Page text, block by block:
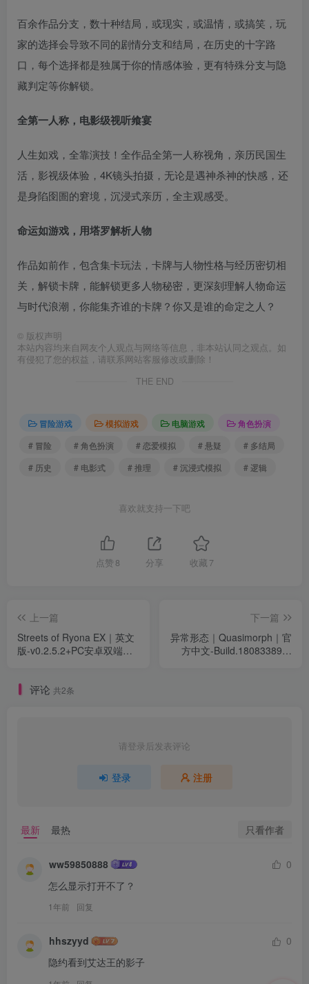
百余作品分支，数十种结局，或现实，或温情，或搞笑，玩
家的选择会导致不同的剧情分支和结局，在历史的十字路
口，每个选择都是独属于你的情感体验，更有特殊分支与隐
藏判定等你解锁。
全第一人称，电影级视听飨宴
人生如戏，全靠演技！全作品全第一人称视角，亲历民国生
活，影视级体验，4K镜头拍摄，无论是遇神杀神的快感，还
是身陷囹圄的窘境，沉浸式亲历，全主观感受。
命运如游戏，用塔罗解析人物
作品如前作，包含集卡玩法，卡牌与人物性格与经历密切相
关，解锁卡牌，能解锁更多人物秘密，更深刻理解人物命运
与时代浪潮，你能集齐谁的卡牌？你又是谁的命定之人？
© 版权声明
本站内容均来自网友个人观点与网络等信息，非本站认同之观点。如
有侵犯了您的权益，请联系网站客服修改或删除！
THE END
冒险游戏 模拟游戏 电脑游戏
角色扮演
# 冒险
# 角色扮演 # 恋爱模拟 # 悬疑
# 多结局
# 历史
# 电影式 # 推理 # 沉浸式模拟 # 逻辑
喜欢就支持一下吧
点赞 8 分享 收藏 7
上一篇
Streets of Ryona EX｜英文
版-v0.2.5.2+PC安卓双端｜
下一篇
异常形态｜Quasimorph｜官
方中文-Build.18083389｜
评论 共2条
请登录后发表评论
登录 注册
最新 最热 只看作者
ww59850888
0
怎么显示打开不了？
1年前 回复
hhszyyd
0
隐约看到艾达王的影子